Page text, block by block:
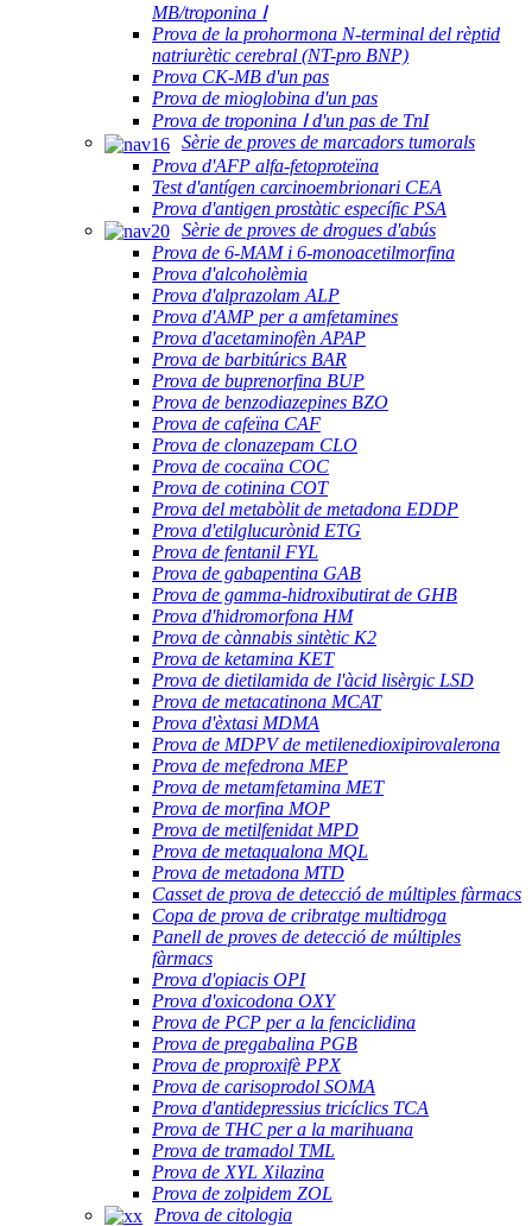
MB/troponina Ⅰ
Prova de la prohormona N-terminal del rèptid
natriurètic cerebral (NT-pro BNP)
Prova CK-MB d'un pas
Prova de mioglobina d'un pas
Prova de troponina Ⅰ d'un pas de TnI
Sèrie de proves de marcadors tumorals
Prova d'AFP alfa-fetoproteïna
Test d'antígen carcinoembrionari CEA
Prova d'antigen prostàtic específic PSA
Sèrie de proves de drogues d'abús
Prova de 6-MAM i 6-monoacetilmorfina
Prova d'alcoholèmia
Prova d'alprazolam ALP
Prova d'AMP per a amfetamines
Prova d'acetaminofèn APAP
Prova de barbitúrics BAR
Prova de buprenorfina BUP
Prova de benzodiazepines BZO
Prova de cafeïna CAF
Prova de clonazepam CLO
Prova de cocaïna COC
Prova de cotinina COT
Prova del metabòlit de metadona EDDP
Prova d'etilglucurònid ETG
Prova de fentanil FYL
Prova de gabapentina GAB
Prova de gamma-hidroxibutirat de GHB
Prova d'hidromorfona HM
Prova de cànnabis sintètic K2
Prova de ketamina KET
Prova de dietilamida de l'àcid lisèrgic LSD
Prova de metacatinona MCAT
Prova d'èxtasi MDMA
Prova de MDPV de metilenedioxipirovalerona
Prova de mefedrona MEP
Prova de metamfetamina MET
Prova de morfina MOP
Prova de metilfenidat MPD
Prova de metaqualona MQL
Prova de metadona MTD
Casset de prova de detecció de múltiples fàrmacs
Copa de prova de cribratge multidroga
Panell de proves de detecció de múltiples
fàrmacs
Prova d'opiacis OPI
Prova d'oxicodona OXY
Prova de PCP per a la fenciclidina
Prova de pregabalina PGB
Prova de proproxifè PPX
Prova de carisoprodol SOMA
Prova d'antidepressius tricíclics TCA
Prova de THC per a la marihuana
Prova de tramadol TML
Prova de XYL Xilazina
Prova de zolpidem ZOL
Prova de citologia